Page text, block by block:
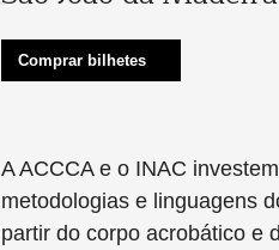
Comprar bilhetes
A ACCCA e o INAC
metodologias e linguagens
partir do corpo acrobático e